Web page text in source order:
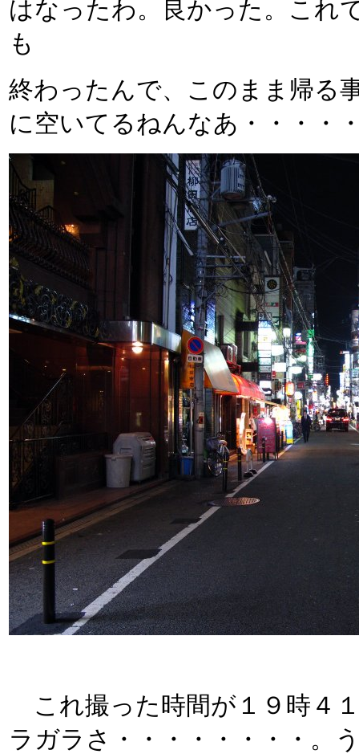
はなったわ。良かった。これ
も
終わったんで、このまま帰る
に空いてるねんなあ・・・・
これ撮った時間が１９時４
ラガラさ・・・・・・・・。